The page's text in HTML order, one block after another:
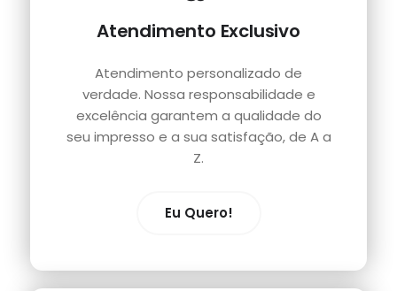
Atendimento Exclusivo
Atendimento personalizado de
verdade. Nossa responsabilidade e
excelência garantem a qualidade do
seu impresso e a sua satisfação, de A a
Z.
Eu Quero!